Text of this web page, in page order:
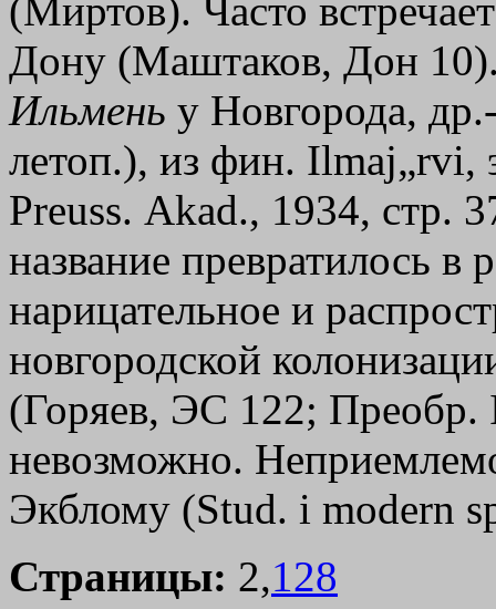
(Миртов). Часто
Дону (Маштаков, Дон 10).
Ильмень у Новгорода,
летоп.), из фин. Ilmaj„rvi,
Preuss. Аkаd., 1934, стр.
название превратилось в
нарицательное и
новгородской
(Горяев, ЭС 122; Преобр.
невозможно.
Экблому (Stud. i modern
Страницы: 2,128